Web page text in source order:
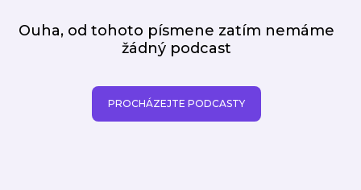
Ouha, od tohoto písmene zatím nemáme
žádný podcast
PROCHÁZEJTE PODCASTY